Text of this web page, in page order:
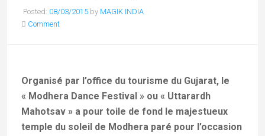
Posted: 08/03/2015 by MAGIK INDIA
Comment
Organisé par l’office du tourisme du Gujarat, le
« Modhera Dance Festival » ou « Uttarardh
Mahotsav » a pour toile de fond le majestueux
temple du soleil de Modhera paré pour l’occasion